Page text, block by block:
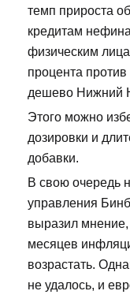
темп прироста
кредитам
физическим
процента
дешево Нижний
Этого можно
дозировки и
добавки.
В свою очередь
управления
выразил
месяцев
возрастать.
не удалось, и